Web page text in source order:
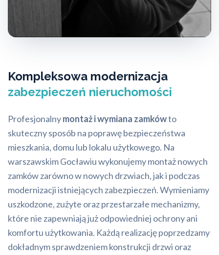
Kompleksowa modernizacja
zabezpieczeń nieruchomości
Profesjonalnymontaż i wymiana zamkówto
skuteczny sposób na poprawę bezpieczeństwa
mieszkania, domu lub lokalu użytkowego. Na
warszawskim Gocławiu wykonujemy montaż nowych
zamków zarówno w nowych drzwiach, jak i podczas
modernizacji istniejących zabezpieczeń. Wymieniamy
uszkodzone, zużyte oraz przestarzałe mechanizmy,
które nie zapewniają już odpowiedniej ochrony ani
komfortu użytkowania. Każdą realizację poprzedzamy
dokładnym sprawdzeniem konstrukcji drzwi oraz